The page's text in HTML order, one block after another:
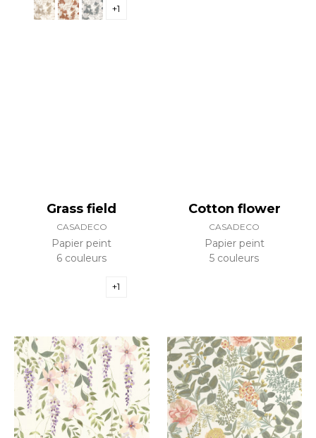
+1
Grass field
CASADECO
Papier peint
6 couleurs
+1
Cotton flower
CASADECO
Papier peint
5 couleurs